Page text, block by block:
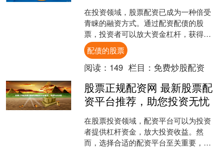
在投资领域，股票配资已成为一种倍受
青睐的融资方式。通过配资配债的股
票，投资者可以放大资金杠杆，获得更
高的收益。为了帮助投资者选择可靠的
配资平台，我们精心挑选了十....
配债的股票
阅读： 149 栏目： 免费炒股配资
股票正规配资网 最新股票配
资平台推荐，助您投资无忧
在股票投资领域，配资平台可以为投资
者提供杠杆资金，放大投资收益。然
而，选择合适的配资平台至关重要，以